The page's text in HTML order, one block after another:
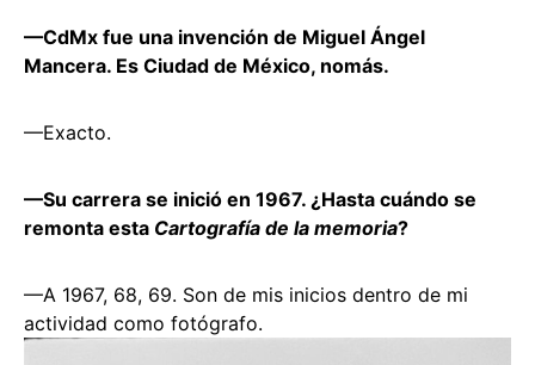
—CdMx fue una invención de Miguel Ángel
Mancera. Es Ciudad de México, nomás.
—Exacto.
—Su carrera se inició en 1967. ¿Hasta cuándo se
remonta esta Cartografía de la memoria?
—A 1967, 68, 69. Son de mis inicios dentro de mi
actividad como fotógrafo.